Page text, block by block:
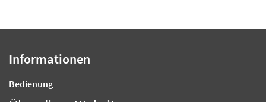
Informationen
Bedienung